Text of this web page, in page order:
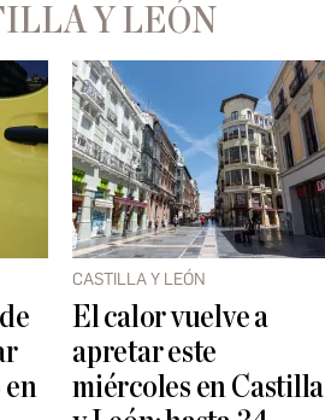
Y LEÓN
CASTILLA Y LEÓN
El calor vuelve a
apretar este
miércoles en Castilla